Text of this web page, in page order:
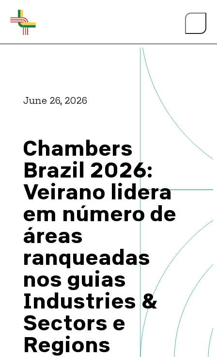
Events
Person of the Year
Brazil-US Business
Become a Member
Contact Us
Member Area
June 26, 2026
Chambers
Brazil 2026:
Veirano lidera
em número de
áreas
ranqueadas
nos guias
Industries &
Sectors e
Regions